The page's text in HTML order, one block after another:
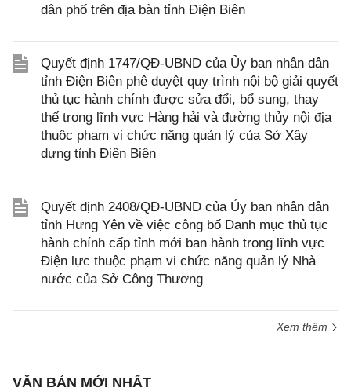
dân phố trên địa bàn tỉnh Điện Biên
Quyết định 1747/QĐ-UBND của Ủy ban nhân dân
tỉnh Điện Biên phê duyệt quy trình nội bộ giải quyết
thủ tục hành chính được sửa đổi, bổ sung, thay
thế trong lĩnh vực Hàng hải và đường thủy nội địa
thuộc phạm vi chức năng quản lý của Sở Xây
dựng tỉnh Điện Biên
Quyết định 2408/QĐ-UBND của Ủy ban nhân dân
tỉnh Hưng Yên về việc công bố Danh mục thủ tục
hành chính cấp tỉnh mới ban hành trong lĩnh vực
Điện lực thuộc phạm vi chức năng quản lý Nhà
nước của Sở Công Thương
Xem thêm
VĂN BẢN MỚI NHẤT